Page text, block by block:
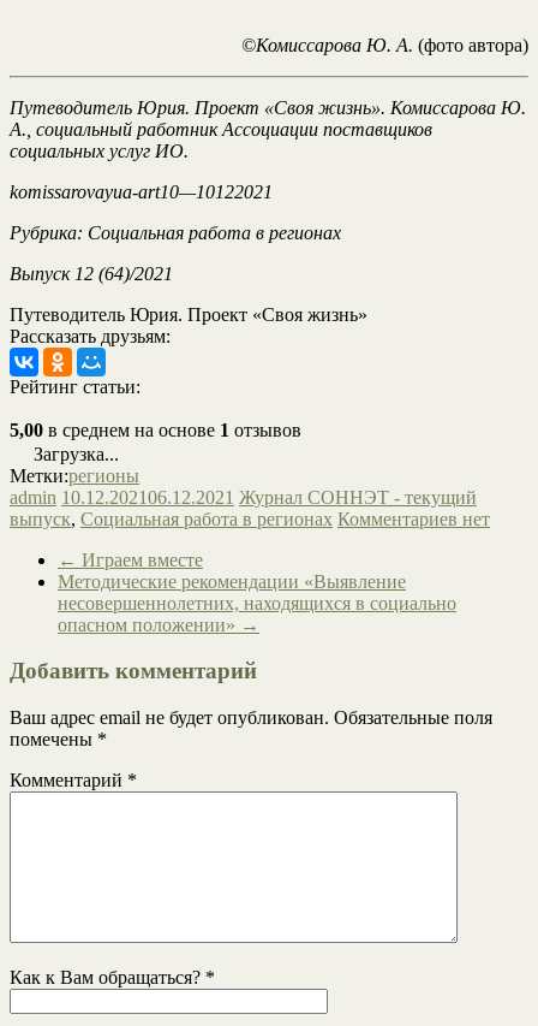
©Комиссарова Ю. А. (фото автора)
Путеводитель Юрия. Проект «Своя жизнь». Комиссарова Ю.
А., социальный работник Ассоциации поставщиков
социальных услуг ИО.
komissarovayua-art10—10122021
Рубрика: Социальная работа в регионах
Выпуск 12 (64)/2021
Путеводитель Юрия. Проект «Своя жизнь»
Рассказать друзьям:
Рейтинг статьи:
5,00 в среднем на основе 1 отзывов
Загрузка...
Метки:регионы
admin 10.12.202106.12.2021 Журнал СОННЭТ - текущий
выпуск, Социальная работа в регионах Комментариев нет
← Играем вместе
Методические рекомендации «Выявление
несовершеннолетних, находящихся в социально
опасном положении» →
Добавить комментарий
Ваш адрес email не будет опубликован. Обязательные поля
помечены *
Комментарий *
Как к Вам обращаться? *